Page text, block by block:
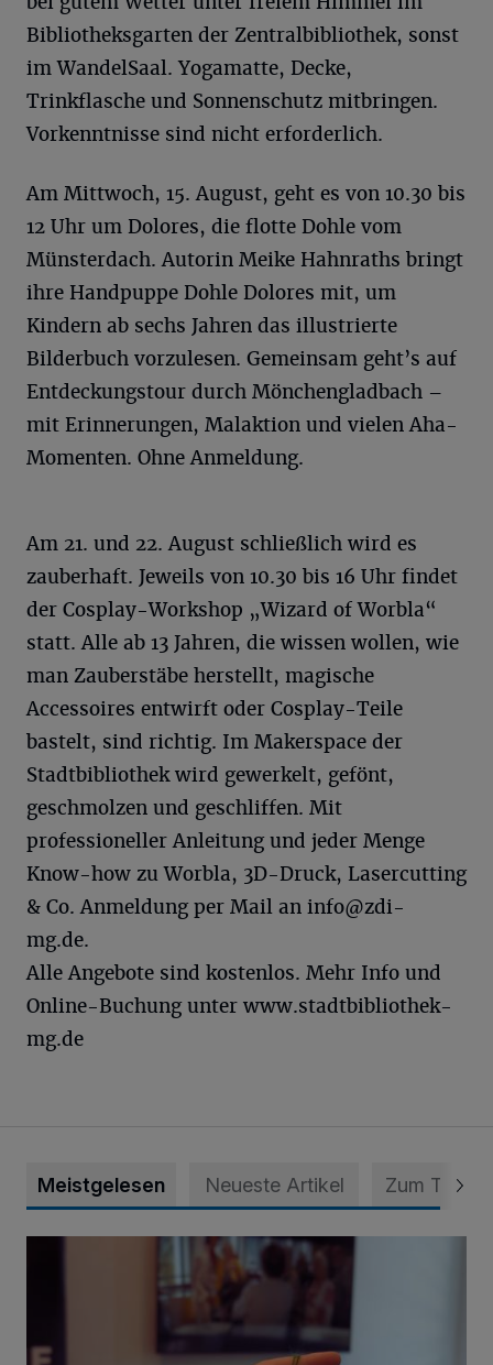
Bibliotheksgarten der Zentralbibliothek, sonst
im WandelSaal. Yogamatte, Decke,
Trinkflasche und Sonnenschutz mitbringen.
Vorkenntnisse sind nicht erforderlich.
Am Mittwoch, 15. August, geht es von 10.30 bis
12 Uhr um Dolores, die flotte Dohle vom
Münsterdach. Autorin Meike Hahnraths bringt
ihre Handpuppe Dohle Dolores mit, um
Kindern ab sechs Jahren das illustrierte
Bilderbuch vorzulesen. Gemeinsam geht’s auf
Entdeckungstour durch Mönchengladbach –
mit Erinnerungen, Malaktion und vielen Aha-
Momenten. Ohne Anmeldung.
Am 21. und 22. August schließlich wird es
zauberhaft. Jeweils von 10.30 bis 16 Uhr findet
der Cosplay-Workshop „Wizard of Worbla“
statt. Alle ab 13 Jahren, die wissen wollen, wie
man Zauberstäbe herstellt, magische
Accessoires entwirft oder Cosplay-Teile
bastelt, sind richtig. Im Makerspace der
Stadtbibliothek wird gewerkelt, gefönt,
geschmolzen und geschliffen. Mit
professioneller Anleitung und jeder Menge
Know-how zu Worbla, 3D-Druck, Lasercutting
& Co. Anmeldung per Mail an info@zdi-
mg.de.
Alle Angebote sind kostenlos. Mehr Info und
Online-Buchung unter www.stadtbibliothek-
mg.de
Meistgelesen Neueste Artikel Zum Thema
Psychothriller und Gestricktes